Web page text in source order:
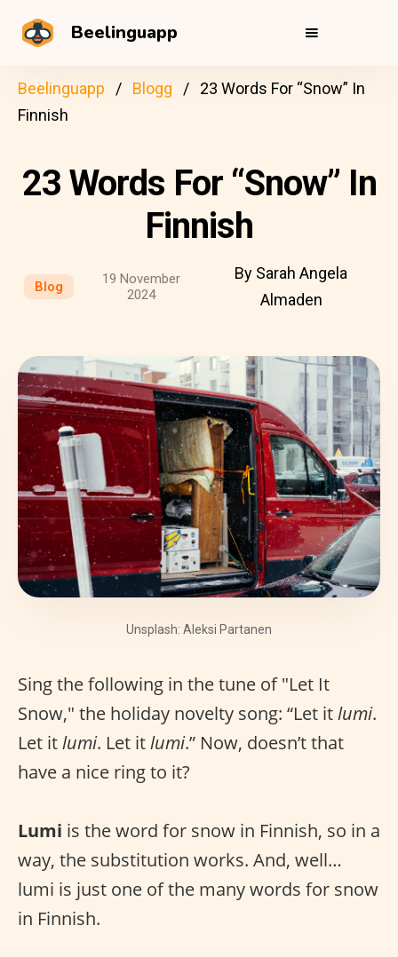
Beelinguapp
Beelinguapp Blogg
23 Words For “Snow” In
Finnish
23 Words For “Snow” In
Finnish
Blog
19 November
2024
By Sarah Angela
Almaden
Unsplash: Aleksi Partanen
Sing the following in the tune of "Let It
Snow," the holiday novelty song: “Let itlumi.
Let itlumi. Let itlumi.” Now, doesn’t that
have a nice ring to it?
Lumi is the word for snow in Finnish, so in a
way, the substitution works. And, well…
lumi is just one of the many words for snow
in Finnish.